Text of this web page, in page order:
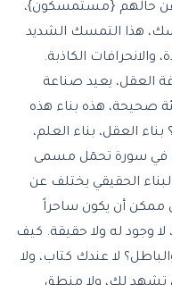
عن حالهم {مستمسكون}،
هذا التمسك الشديد
والانحرافات الكاذبة.
العقل، يعيد صناعة
صحيحة، هذه بناء هذه
العقل، بناء العلم،
في سورة تحمٓل مسمى
الحقيقي يختلف عن
ممكن أن يكون ساحراً
وجود له ولا حقيقة. كيف
لا عندك كتاب، ولا